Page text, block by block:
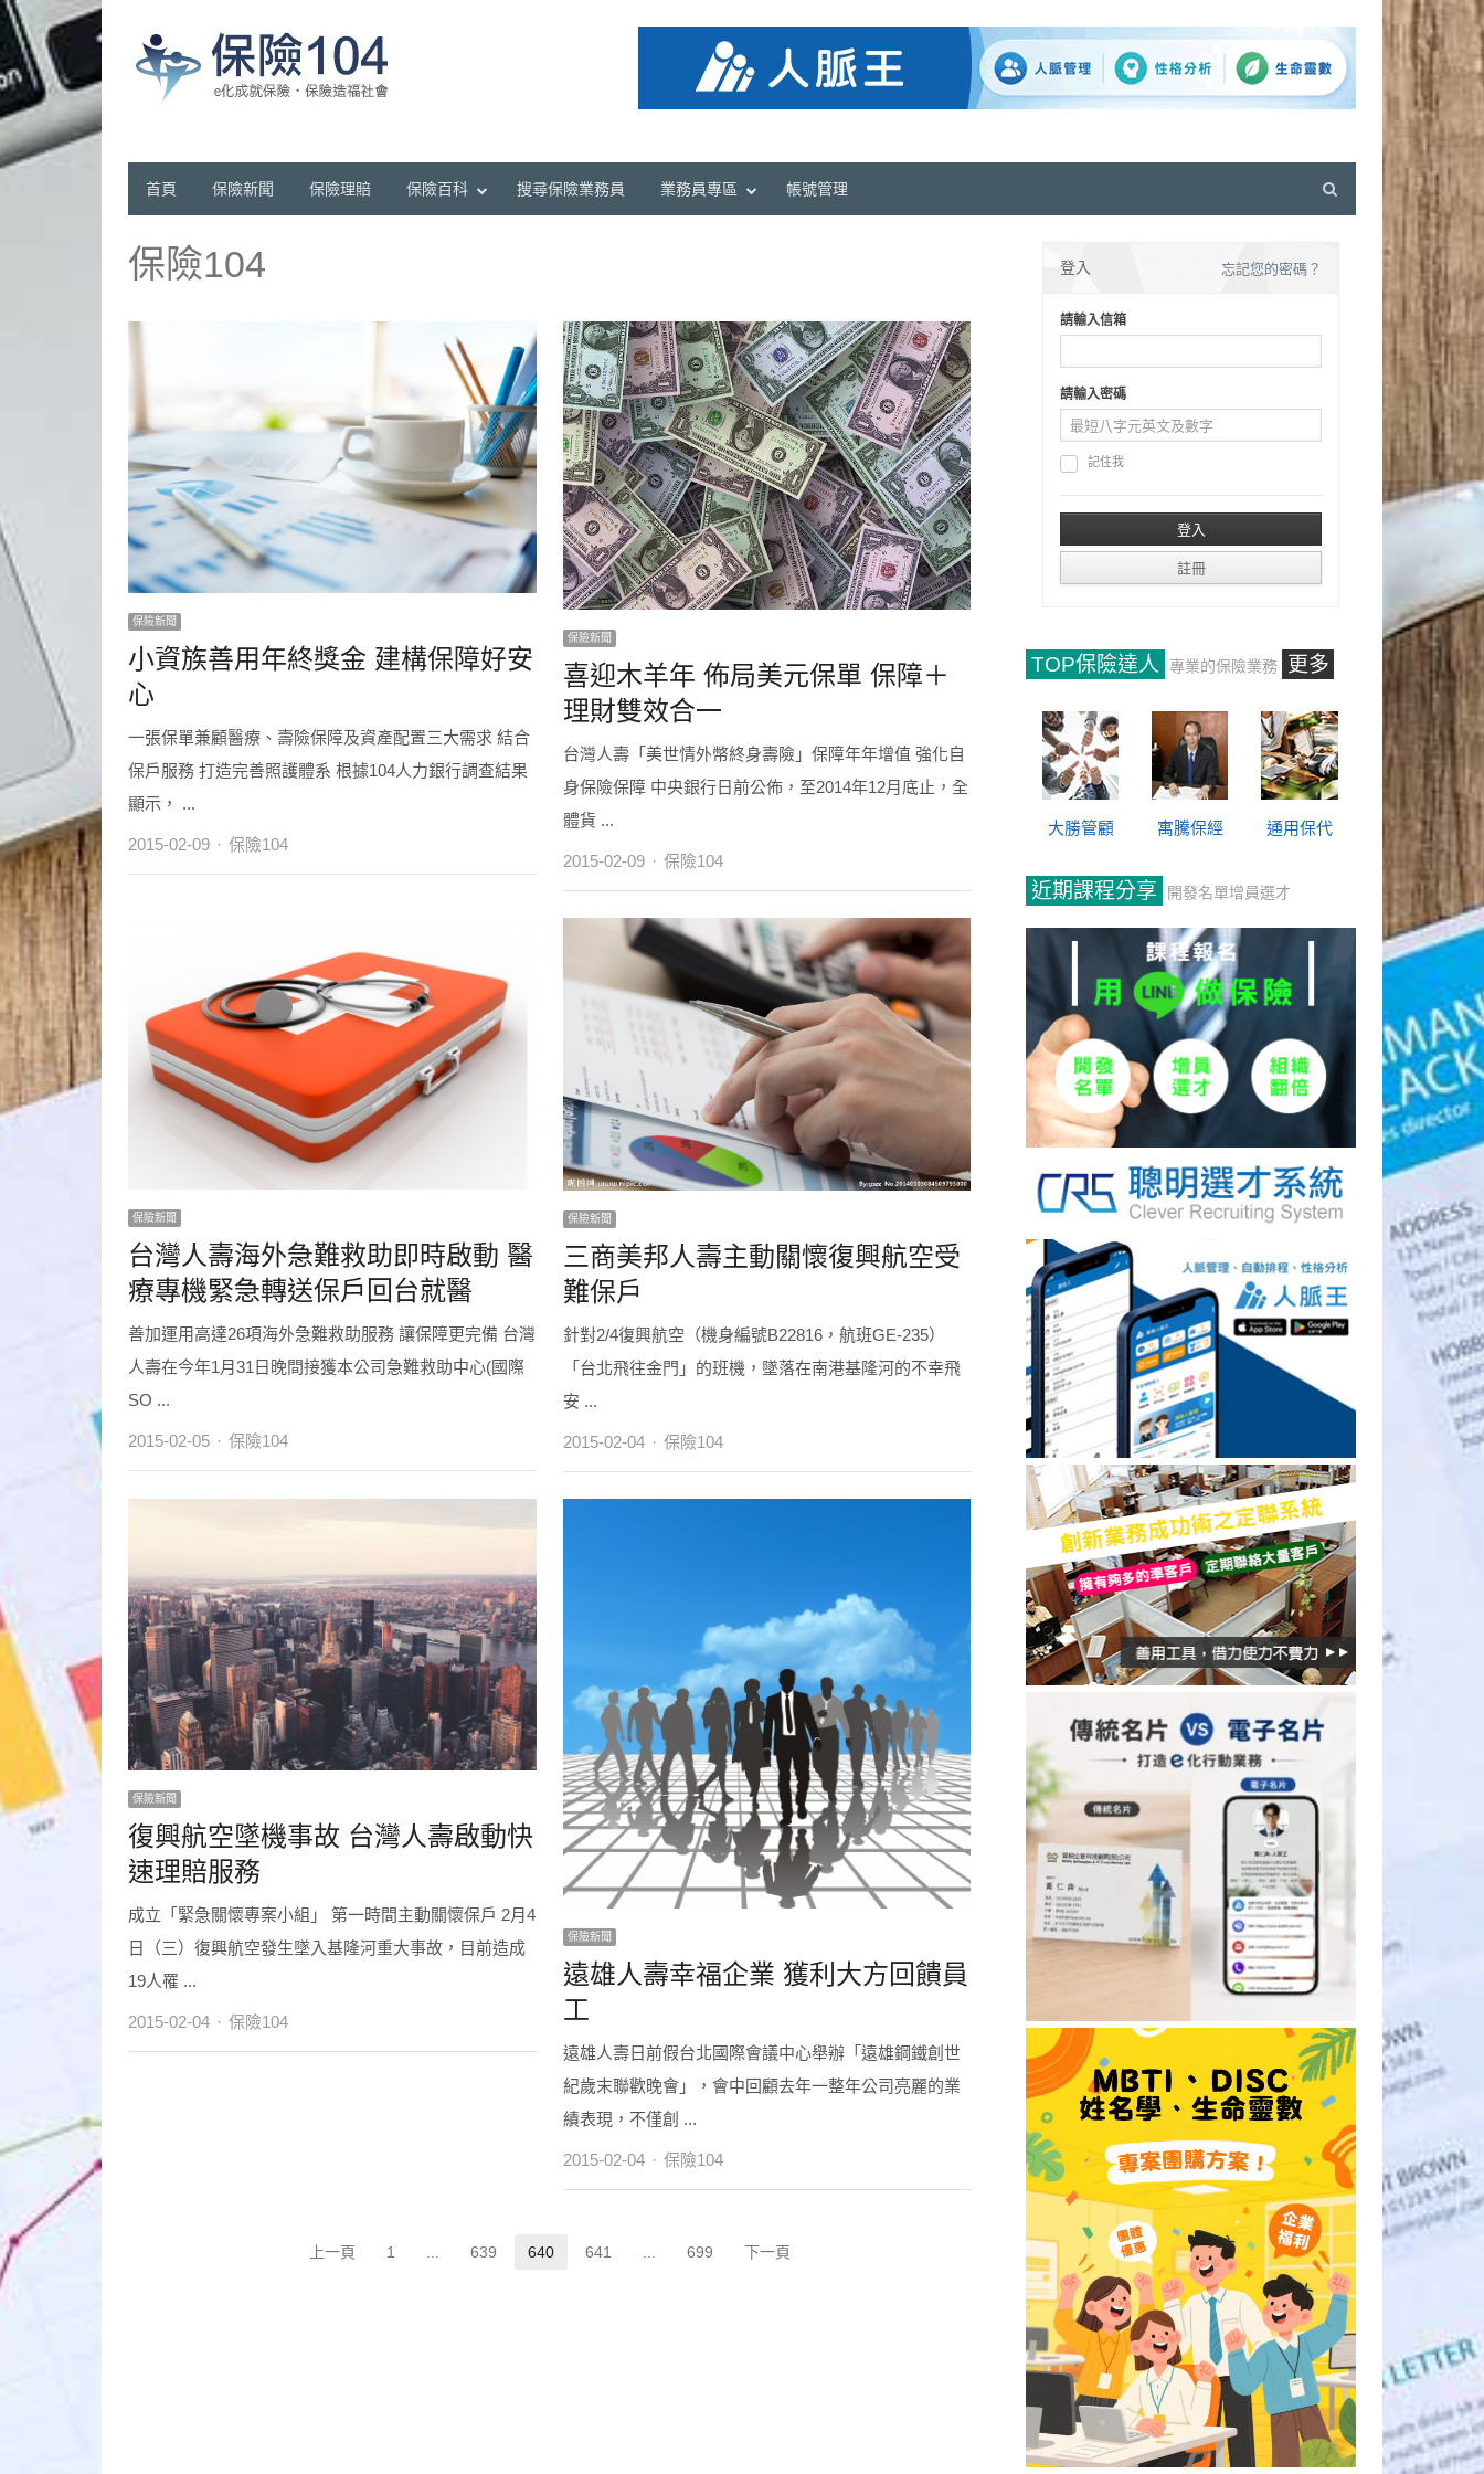
首頁 保險新聞 保險理賠 保險百科 搜尋保險業務員 業務員專區 帳號管理
保險104
保險新聞
小資族善用年終獎金 建構保障好安
心
一張保單兼顧醫療、壽險保障及資產配置三大需求 結合
保戶服務 打造完善照護體系 根據104人力銀行調查結果
顯示， ...
2015-02-09 Author
保險104
保險新聞
喜迎木羊年 佈局美元保單 保障＋
理財雙效合一
台灣人壽「美世情外幣終身壽險」保障年年增值 強化自
身保險保障 中央銀行日前公佈，至2014年12月底止，全
體貨 ...
2015-02-09 Author
保險104
保險新聞
台灣人壽海外急難救助即時啟動 醫
療專機緊急轉送保戶回台就醫
善加運用高達26項海外急難救助服務 讓保障更完備 台灣
人壽在今年1月31日晚間接獲本公司急難救助中心(國際
SO ...
2015-02-05 Author
保險104
保險新聞
三商美邦人壽主動關懷復興航空受
難保戶
針對2/4復興航空（機身編號B22816，航班GE-235）
「台北飛往金門」的班機，墜落在南港基隆河的不幸飛
安 ...
2015-02-04 Author
保險104
保險新聞
復興航空墜機事故 台灣人壽啟動快
速理賠服務
成立「緊急關懷專案小組」 第一時間主動關懷保戶 2月4
日（三）復興航空發生墜入基隆河重大事故，目前造成
19人罹 ...
2015-02-04 Author
保險104
保險新聞
遠雄人壽幸福企業 獲利大方回饋員
工
遠雄人壽日前假台北國際會議中心舉辦「遠雄鋼鐵創世
紀歲末聯歡晚會」，會中回顧去年一整年公司亮麗的業
績表現，不僅創 ...
2015-02-04 Author
保險104
上一頁 Page
1 Page
639 Page
640 Page
641 Page
699 下一頁
登入 忘記您的密碼？
請輸入信箱
請輸入密碼
記住我
TOP保險達人 專業的保險業務 更多
大勝管顧 寓騰保經 通用保代
近期課程分享 開發名單增員選才